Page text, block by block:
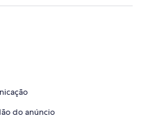
do anúncio